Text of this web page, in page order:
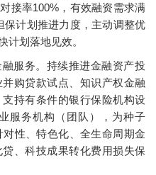
接率100%，有效融资需求满
保计划推进力度，主动调整优
计划落地见效。
服务。持续推进金融资产投
购贷款试点、知识产权金融
持有条件的银行保险机构设
服务机构（团队），为种子
性、特色化、全生命周期金
、科技成果转化费用损失保